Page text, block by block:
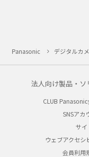
Panasonic デジタルカ
法人向け製品・ソ
CLUB
SNSアカ
サイ
ウェブアクセシ
会員利用